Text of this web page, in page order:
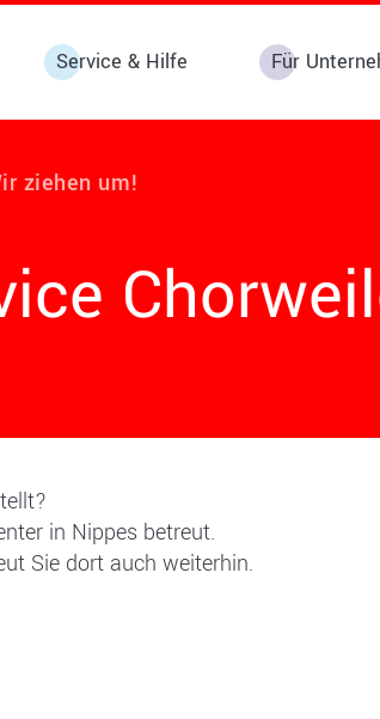
Service & Hilfe Für
ziehen um!
in Nippes betreut.
Sie dort auch weiterhin.